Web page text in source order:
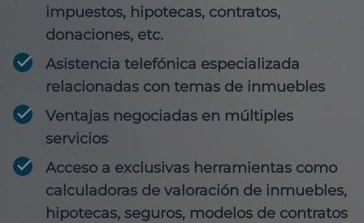
impuestos, hipotecas, contratos,
donaciones, etc.
Asistencia telefónica especializada
relacionadas con temas de inmuebles
Ventajas negociadas en múltiples
servicios
Acceso a exclusivas herramientas como
calculadoras de valoración de inmuebles,
hipotecas, seguros, modelos de contratos